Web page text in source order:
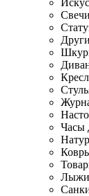
Часы
Лыжи